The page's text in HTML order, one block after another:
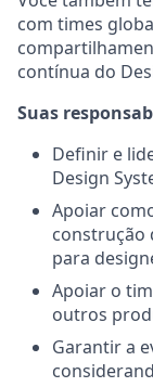
com times
contínua do
Suas
Definir e
Design
Apoiar
construção
para
Apoiar o
outros
Garantir a